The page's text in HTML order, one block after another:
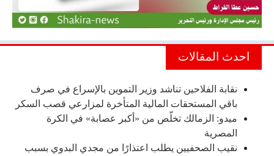
احدث المقالات
نقابة الفلاحين تناشد وزير التموين بالإسراع في صرف
باقي المستحقات المالية المتأخرة لمزارعي قصب السكر
ميدو: الزمالك تخلّص من «أكبر عصابة» في الكرة
المصرية
نقيب الصحفيين يطلب اعتذارًا من مجدي البدوي بسبب